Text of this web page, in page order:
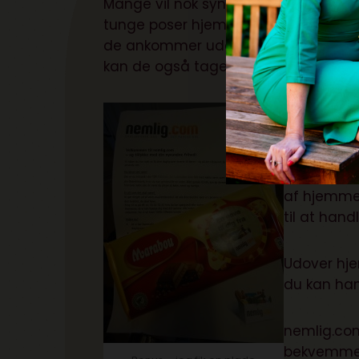
Mange vil nok synes, at det er
tunge poser hjem. I stedet kommer
de ankommer uden at være
kan de også tage pantflasker med
Når først
du har
køber. Så
rugbrød,
af
til at
Udover
du kan